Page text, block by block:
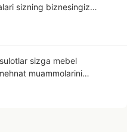
sizning biznesingiz
sizga mebel
muammolarini